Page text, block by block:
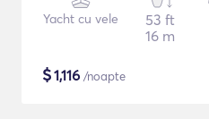
Yacht cu vele
53 ft
16 m
$1,116 /noapte